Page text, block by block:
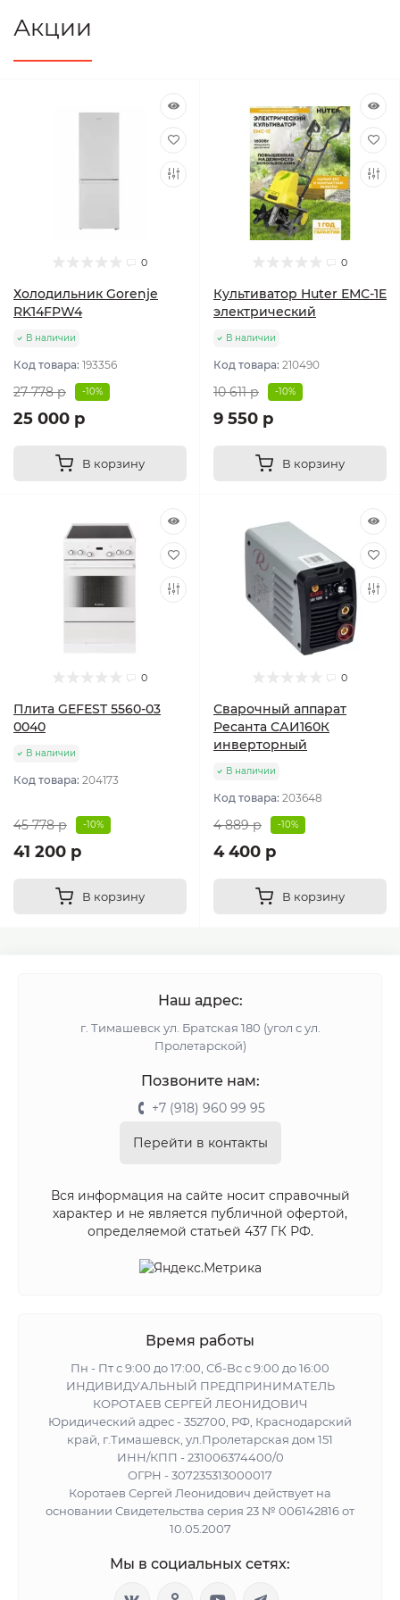
Акции
0
Холодильник Gorenje
RK14FPW4
В наличии
Код товара: 193356
27 778 р -10%
25 000 р
В корзину
0
Культиватор Huter ЕМС-1E
электрический
В наличии
Код товара: 210490
10 611 р -10%
9 550 р
В корзину
0
Плита GEFEST 5560-03
0040
В наличии
Код товара: 204173
45 778 р -10%
41 200 р
В корзину
0
Сварочный аппарат
Ресанта САИ160К
инверторный
В наличии
Код товара: 203648
4 889 р -10%
4 400 р
В корзину
Наш адрес:
г. Тимашевск ул. Братская 180 (угол с ул.
Пролетарской)
Позвоните нам:
+7 (918) 960 99 95
Перейти в контакты
Вся информация на сайте носит справочный
характер и не является публичной офертой,
определяемой статьей 437 ГК РФ.
Время работы
Пн - Пт с 9:00 до 17:00, Сб-Вс с 9:00 до 16:00
ИНДИВИДУАЛЬНЫЙ ПРЕДПРИНИМАТЕЛЬ
КОРОТАЕВ СЕРГЕЙ ЛЕОНИДОВИЧ
Юридический адрес - 352700, РФ, Краснодарский
край, г.Тимашевск, ул.Пролетарская дом 151
ИНН/КПП - 231006374400/0
ОГРН - 307235313000017
Коротаев Сергей Леонидович действует на
основании Свидетельства серия 23 № 006142816 от
10.05.2007
Мы в социальных сетях: